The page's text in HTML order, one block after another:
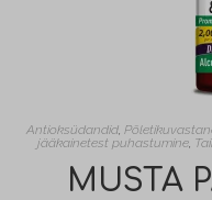
Antioksüdandid,
jääkainetest puhastumine,
MUSTA